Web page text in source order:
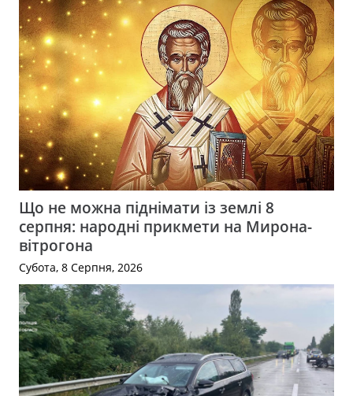
Що не можна піднімати із землі 8
серпня: народні прикмети на Мирона-
вітрогона
Субота, 8 Серпня, 2026